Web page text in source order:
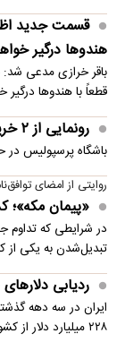
قسمت جدید
هندوها درگیر
باقر خرازی مدعی شد:
قطعاً با هندوها
رونمایی از ۲ خرید جدید پرسپولیس؛ همین امروز!
باشگاه پرسپولیس
روایتی از امضای
«پیمان مکه»؛
در شرایطی که تداوم
تبدیل‌شدن به یکی
ردیابی دلارهای صادراتی؛ ۲۲۸
۲۲۸ میلیارد دلار از کشور خارج شده یا به اقتصاد…